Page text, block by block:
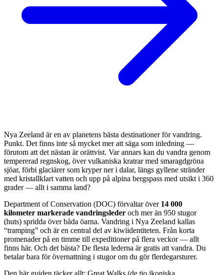
Nya Zeeland är en av planetens bästa destinationer för vandring.
Punkt. Det finns inte så mycket mer att säga som inledning —
förutom att det nästan är orättvist. Var annars kan du vandra genom
tempererad regnskog, över vulkaniska kratrar med smaragdgröna
sjöar, förbi glaciärer som kryper ner i dalar, längs gyllene stränder
med kristallklart vatten och upp på alpina bergspass med utsikt i 360
grader — allt i samma land?
Department of Conservation (DOC) förvaltar över 14 000
kilometer markerade vandringsleder och mer än 950 stugor
(huts) spridda över båda öarna. Vandring i Nya Zeeland kallas
“tramping” och är en central del av kiwiidentiteten. Från korta
promenader på en timme till expeditioner på flera veckor — allt
finns här. Och det bästa? De flesta lederna är gratis att vandra. Du
betalar bara för övernattning i stugor om du gör flerdegarsturer.
Den här guiden täcker allt: Great Walks (de tio ikoniska